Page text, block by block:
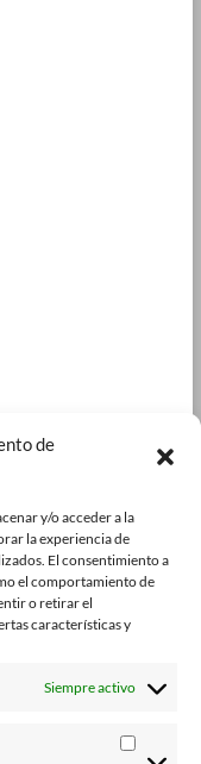
de
y/o acceder a la
la experiencia de
El consentimiento a
el comportamiento de
o retirar el
características y
Siempre activo